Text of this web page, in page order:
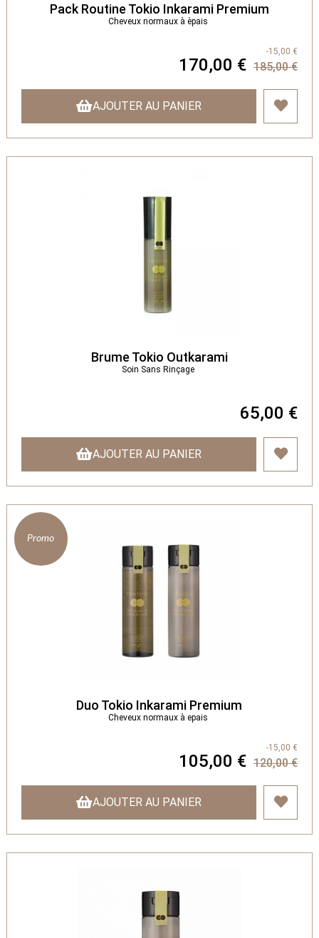
Pack Routine Tokio Inkarami Premium
Cheveux normaux à èpais
170,00 € 185,00 €
-15,00 €
AJOUTER AU PANIER
Brume Tokio Outkarami
Soin Sans Rinçage
65,00 €
AJOUTER AU PANIER
Duo Tokio Inkarami Premium
Cheveux normaux à epais
105,00 € 120,00 €
-15,00 €
AJOUTER AU PANIER
Promo